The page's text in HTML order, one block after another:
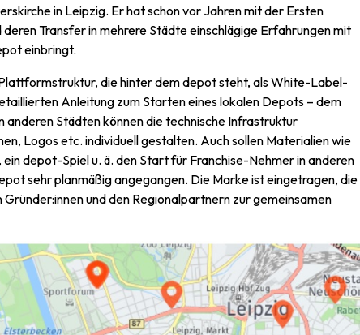
in Leipzig. Er hat schon vor Jahren mit der Ersten
Transfer in mehrere Städte einschlägige Erfahrungen mit
einbringt.
die hinter dem depot steht, als White-Label-
Anleitung zum Starten eines lokalen Depots – dem
Städten können die technische Infrastruktur
Logos etc. individuell gestalten. Auch sollen Materialien wie
depot-Spiel u. ä. den Start für Franchise-Nehmer in anderen
sehr planmäßig angegangen. Die Marke ist eingetragen, die
und den Regionalpartnern zur gemeinsamen